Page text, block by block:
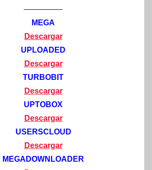
—————
MEGA
Descargar
UPLOADED
Descargar
TURBOBIT
Descargar
UPTOBOX
Descargar
USERSCLOUD
Descargar
MEGADOWNLOADER